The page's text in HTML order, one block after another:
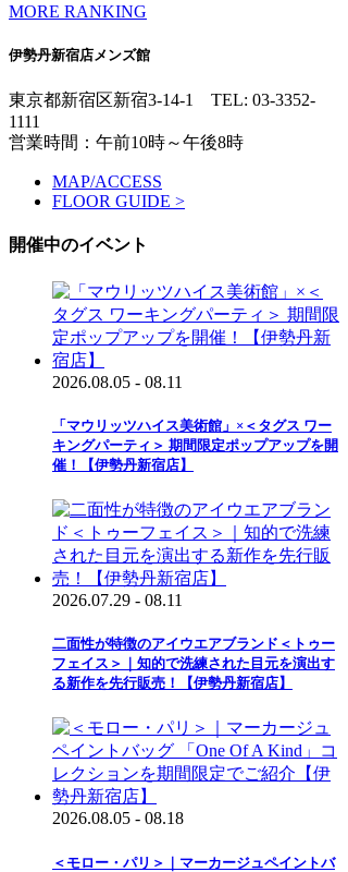
MORE RANKING
伊勢丹新宿店メンズ館
東京都新宿区新宿3-14-1 TEL: 03-3352-
1111
営業時間：午前10時～午後8時
MAP/ACCESS
FLOOR GUIDE >
開催中のイベント
2026.08.05 - 08.11
「マウリッツハイス美術館」×＜タグス ワー
キングパーティ＞ 期間限定ポップアップを開
催！【伊勢丹新宿店】
2026.07.29 - 08.11
二面性が特徴のアイウエアブランド＜トゥー
フェイス＞｜知的で洗練された目元を演出す
る新作を先行販売！【伊勢丹新宿店】
2026.08.05 - 08.18
＜モロー・パリ＞｜マーカージュペイントバ